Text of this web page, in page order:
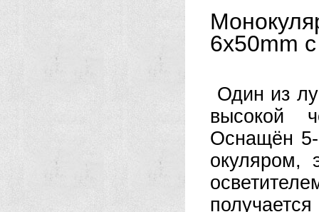
6x50mm
Один из
высокой
Оснащён 5-
окуляром,